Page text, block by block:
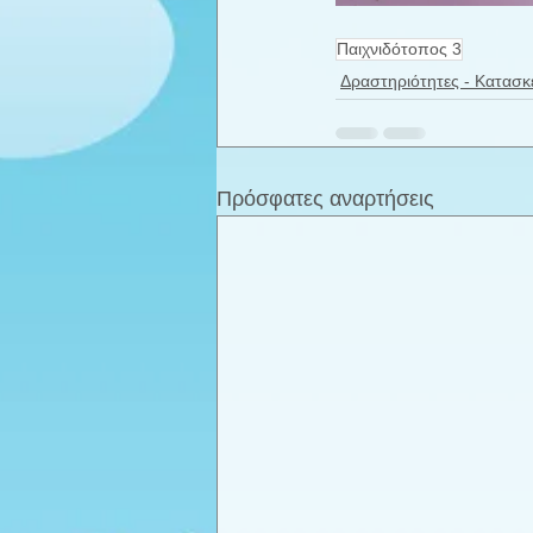
Παιχνιδότοπος 3
Δραστηριότητες -
Πρόσφατες αναρτήσεις